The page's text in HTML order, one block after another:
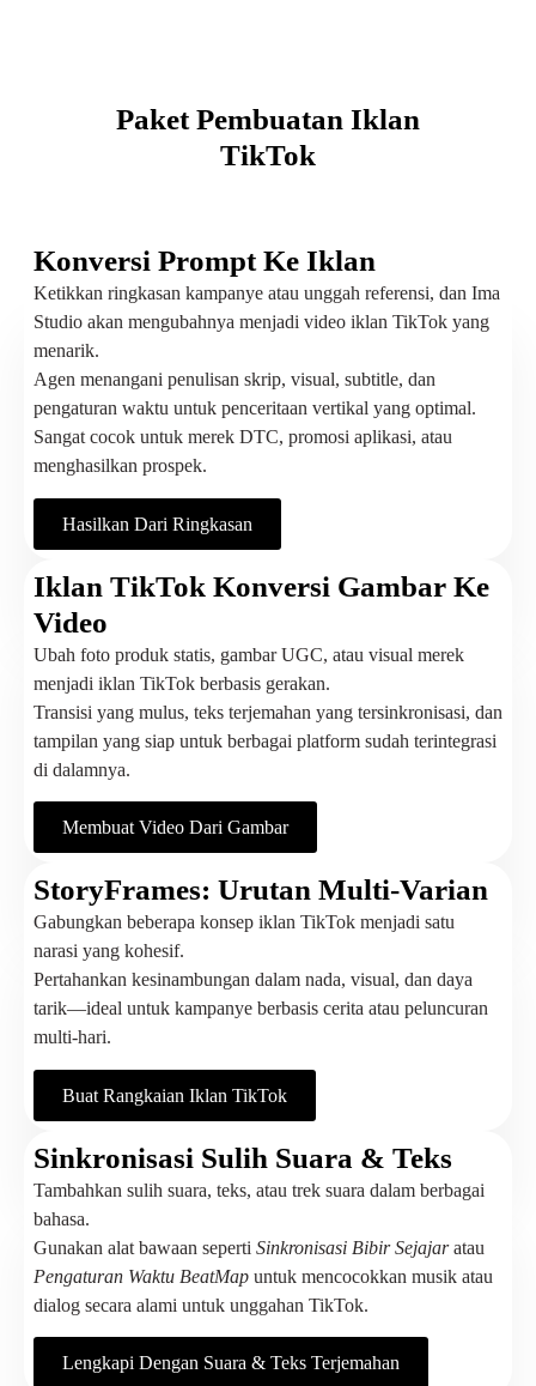
Paket Pembuatan Iklan
TikTok
Konversi Prompt Ke Iklan
Ketikkan ringkasan kampanye atau unggah referensi, dan Ima
Studio akan mengubahnya menjadi video iklan TikTok yang
menarik.
Agen menangani penulisan skrip, visual, subtitle, dan
pengaturan waktu untuk penceritaan vertikal yang optimal.
Sangat cocok untuk merek DTC, promosi aplikasi, atau
menghasilkan prospek.
Hasilkan Dari Ringkasan
Iklan TikTok Konversi Gambar Ke
Video
Ubah foto produk statis, gambar UGC, atau visual merek
menjadi iklan TikTok berbasis gerakan.
Transisi yang mulus, teks terjemahan yang tersinkronisasi, dan
tampilan yang siap untuk berbagai platform sudah terintegrasi
di dalamnya.
Membuat Video Dari Gambar
StoryFrames: Urutan Multi-Varian
Gabungkan beberapa konsep iklan TikTok menjadi satu
narasi yang kohesif.
Pertahankan kesinambungan dalam nada, visual, dan daya
tarik—ideal untuk kampanye berbasis cerita atau peluncuran
multi-hari.
Buat Rangkaian Iklan TikTok
Sinkronisasi Sulih Suara & Teks
Tambahkan sulih suara, teks, atau trek suara dalam berbagai
bahasa.
Gunakan alat bawaan seperti Sinkronisasi Bibir Sejajaratau
Pengaturan Waktu BeatMap untuk mencocokkan musik atau
dialog secara alami untuk unggahan TikTok.
Lengkapi Dengan Suara & Teks Terjemahan